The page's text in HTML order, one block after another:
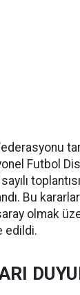
Futbol
Bu
olmak
edildi.